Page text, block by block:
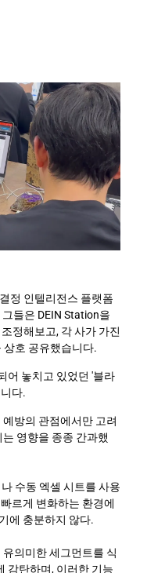
정 인텔리전스 플랫폼
들은 DEIN Station을
정해보고, 각 사가 가진
상호 공유했습니다.
어 놓치고 있었던 '블라
다.
방의 관점에서만 고려
영향을 종종 간과했
수동 엑셀 시트를 사용
르게 변화하는 환경에
에 충분하지 않다.
의미한 세그먼트를 식
감탄하며, 이러한 기능